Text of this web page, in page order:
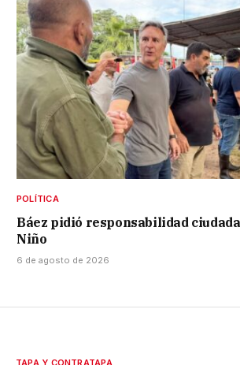
POLÍTICA
Báez pidió responsabilidad
Niño
6 de agosto de 2026
TAPA Y CONTRATAPA